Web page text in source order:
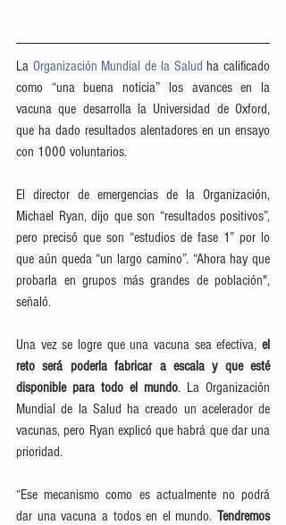
La Organización Mundial de la Salud ha calificado
como “una buena noticia” los avances en la
vacuna que desarrolla la Universidad de Oxford,
que ha dado resultados alentadores en un ensayo
con 1000 voluntarios.
El director de emergencias de la Organización,
Michael Ryan, dijo que son “resultados positivos”,
pero precisó que son “estudios de fase 1” por lo
que aún queda “un largo camino”. “Ahora hay que
probarla en grupos más grandes de población",
señaló.
Una vez se logre que una vacuna sea efectiva, el
reto será poderla fabricar a escala y que esté
disponible para todo el mundo. La Organización
Mundial de la Salud ha creado un acelerador de
vacunas, pero Ryan explicó que habrá que dar una
prioridad.
“Ese mecanismo como es actualmente no podrá
dar una vacuna a todos en el mundo. Tendremos